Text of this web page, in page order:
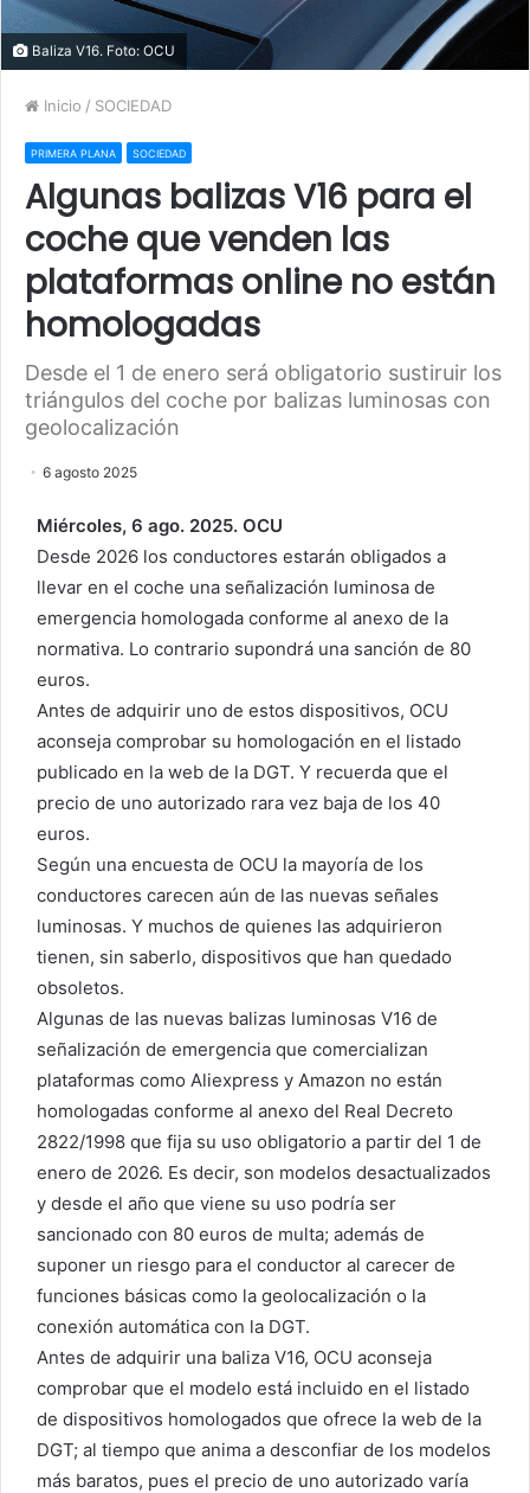
Baliza V16. Foto: OCU
Inicio / SOCIEDAD
PRIMERA PLANA SOCIEDAD
Algunas balizas V16 para el
coche que venden las
plataformas online no están
homologadas
Desde el 1 de enero será obligatorio sustiruir los
triángulos del coche por balizas luminosas con
geolocalización
6 agosto 2025
Miércoles, 6 ago. 2025. OCU
Desde 2026 los conductores estarán obligados a
llevar en el coche una señalización luminosa de
emergencia homologada conforme al anexo de la
normativa. Lo contrario supondrá una sanción de 80
euros.
Antes de adquirir uno de estos dispositivos, OCU
aconseja comprobar su homologación en el listado
publicado en la web de la DGT. Y recuerda que el
precio de uno autorizado rara vez baja de los 40
euros.
Según una encuesta de OCU la mayoría de los
conductores carecen aún de las nuevas señales
luminosas. Y muchos de quienes las adquirieron
tienen, sin saberlo, dispositivos que han quedado
obsoletos.
Algunas de las nuevas balizas luminosas V16 de
señalización de emergencia que comercializan
plataformas como Aliexpress y Amazon no están
homologadas conforme al anexo del Real Decreto
2822/1998 que fija su uso obligatorio a partir del 1 de
enero de 2026. Es decir, son modelos desactualizados
y desde el año que viene su uso podría ser
sancionado con 80 euros de multa; además de
suponer un riesgo para el conductor al carecer de
funciones básicas como la geolocalización o la
conexión automática con la DGT.
Antes de adquirir una baliza V16, OCU aconseja
comprobar que el modelo está incluido en el listado
de dispositivos homologados que ofrece la web de la
DGT; al tiempo que anima a desconfiar de los modelos
más baratos, pues el precio de uno autorizado varía